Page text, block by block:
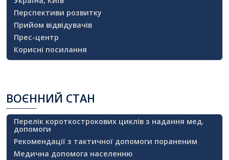
Перспективи розвитку
Прийом відвідувачів
Прес-центр
Корисні посилання
ВОЄННИЙ СТАН
Перелік короткострокових циклів з надання мед.
допомоги
Рекомендації з тактичної допомоги пораненим
Медична допомога населенню